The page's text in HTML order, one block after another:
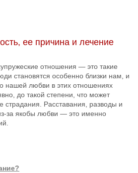
ее причина и лечение
отношения — это такие
становятся особенно близки нам, и
нашей любви в этих отношениях
до такой степени, что может
страдания. Расставания, разводы и
за якобы любви — это именно